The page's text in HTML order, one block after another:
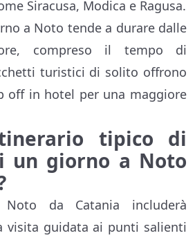
Siracusa, Modica e Ragusa.
a Noto tende a durare dalle
compreso il tempo di
turistici di solito offrono
off in hotel per una maggiore
tipico di
un giorno a Noto
Noto da Catania includerà
visita guidata ai punti salienti